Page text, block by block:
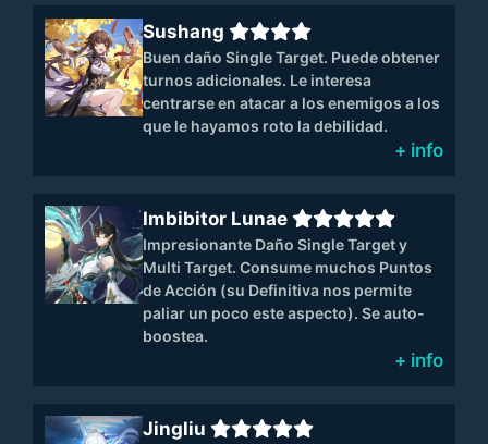
Sushang
Buen daño Single Target. Puede obtener
turnos adicionales. Le interesa
centrarse en atacar a los enemigos a los
que le hayamos roto la debilidad.
+ info
Imbibitor Lunae
Impresionante Daño Single Target y
Multi Target. Consume muchos Puntos
de Acción (su Definitiva nos permite
paliar un poco este aspecto). Se auto-
boostea.
+ info
Jingliu